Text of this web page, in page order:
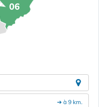
06
➔ à 9 km.